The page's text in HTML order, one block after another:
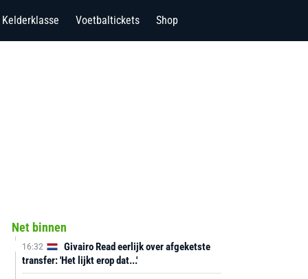
Kelderklasse Voetbaltickets Shop
Net binnen
16:32
Givairo Read eerlijk over afgeketste
transfer: 'Het lijkt erop dat...'